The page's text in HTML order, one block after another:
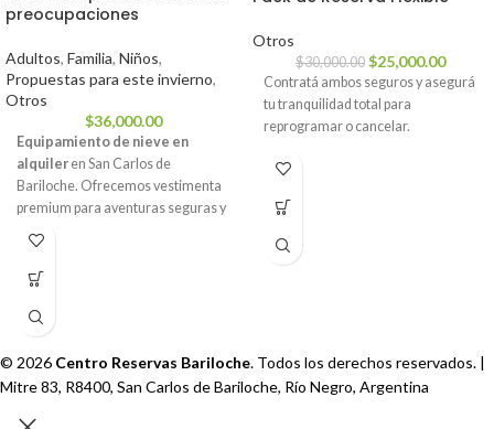
preocupaciones
Adultos, Familia, Niños,
Propuestas para este invierno,
Otros
$36,000.00
Equipamiento de nieve en
alquiler en San Carlos de
Bariloche. Ofrecemos vestimenta
premium para aventuras seguras y
confortables, con puntos de retiro y
devolución céntricos. ¡Prepárese
para la temporada de nieve!
Otros
$30,000.00 $25,000.00
Contratá ambos seguros y asegurá
tu tranquilidad total para
reprogramar o cancelar.
© 2026 Centro Reservas Bariloche. Todos los derechos reservados. |
Mitre 83, R8400, San Carlos de Bariloche, Río Negro, Argentina